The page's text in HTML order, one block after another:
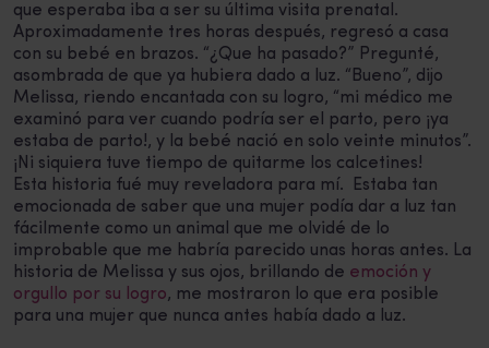
que esperaba iba a ser su última visita prenatal.
Aproximadamente tres horas después, regresó a casa
con su bebé en brazos. “¿Que ha pasado?” Pregunté,
asombrada de que ya hubiera dado a luz. “Bueno”, dijo
Melissa, riendo encantada con su logro, “mi médico me
examinó para ver cuando podría ser el parto, pero ¡ya
estaba de parto!, y la bebé nació en solo veinte minutos”.
¡Ni siquiera tuve tiempo de quitarme los calcetines!
Esta historia fué muy reveladora para mí. Estaba tan
emocionada de saber que una mujer podía dar a luz tan
fácilmente como un animal que me olvidé de lo
improbable que me habría parecido unas horas antes. La
historia de Melissa y sus ojos, brillando de emoción y
orgullo por su logro, me mostraron lo que era posible
para una mujer que nunca antes había dado a luz.